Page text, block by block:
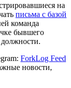
на
письма с базой
команда
бывшего
должности.
ForkLog Feed
новости,